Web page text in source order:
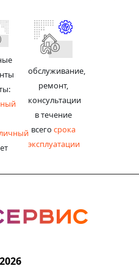
обслуживание,
ремонт,
консультации
в течение
всегосрока
эксплуатации